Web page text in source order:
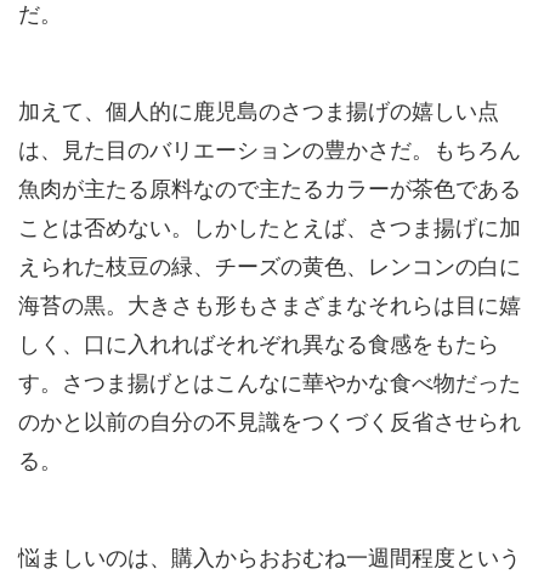
だ。
加えて、個人的に鹿児島のさつま揚げの嬉しい点
は、見た目のバリエーションの豊かさだ。もちろん
魚肉が主たる原料なので主たるカラーが茶色である
ことは否めない。しかしたとえば、さつま揚げに加
えられた枝豆の緑、チーズの黄色、レンコンの白に
海苔の黒。大きさも形もさまざまなそれらは目に嬉
しく、口に入れればそれぞれ異なる食感をもたら
す。さつま揚げとはこんなに華やかな食べ物だった
のかと以前の自分の不見識をつくづく反省させられ
る。
悩ましいのは、購入からおおむね一週間程度という